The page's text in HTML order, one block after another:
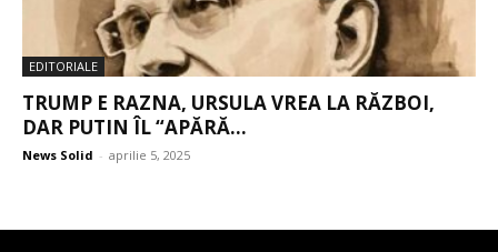
EDITORIALE
TRUMP E RAZNA, URSULA VREA LA RĂZBOI,
DAR PUTIN ÎL “APĂRĂ...
News Solid - aprilie 5, 2025